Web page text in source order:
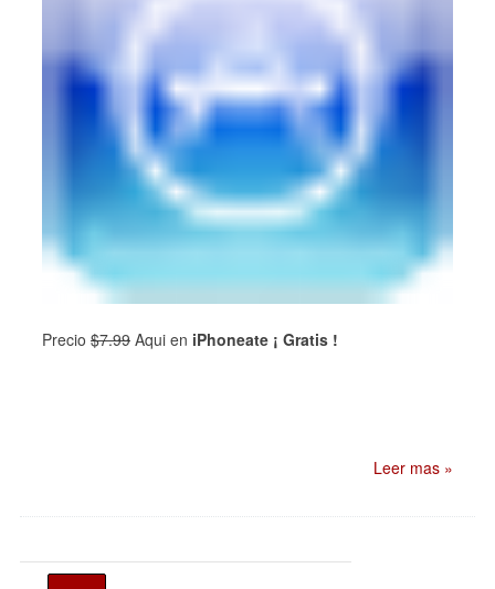
Precio $7.99 Aqui en iPhoneate ¡ Gratis !
Leer mas »